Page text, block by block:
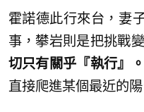
霍諾德此行來台，妻
事，攀岩則是把挑戰
切只有關乎『執行』
直接爬進某個最近的